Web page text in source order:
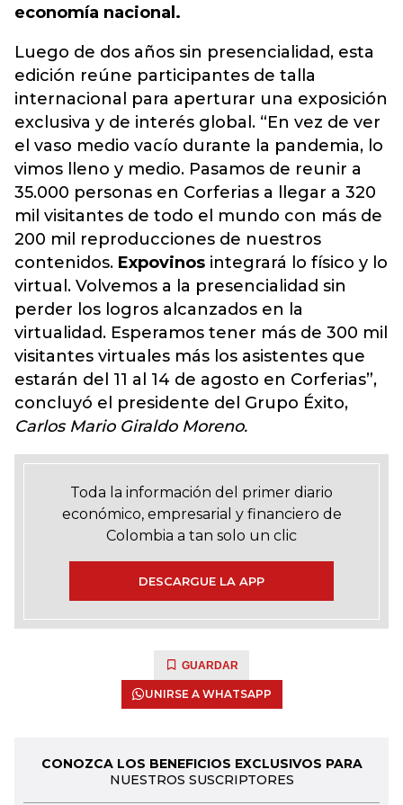
economía nacional.
Luego de dos años sin presencialidad, esta
edición reúne participantes de talla
internacional para aperturar una exposición
exclusiva y de interés global. “En vez de ver
el vaso medio vacío durante la pandemia, lo
vimos lleno y medio. Pasamos de reunir a
35.000 personas en Corferias a llegar a 320
mil visitantes de todo el mundo con más de
200 mil reproducciones de nuestros
contenidos. Expovinos integrará lo físico y lo
virtual. Volvemos a la presencialidad sin
perder los logros alcanzados en la
virtualidad. Esperamos tener más de 300 mil
visitantes virtuales más los asistentes que
estarán del 11 al 14 de agosto en Corferias”,
concluyó el presidente del Grupo Éxito,
Carlos Mario Giraldo Moreno.
Toda la información del primer diario
económico, empresarial y financiero de
Colombia a tan solo un clic
DESCARGUE LA APP
GUARDAR
UNIRSE A WHATSAPP
CONOZCA LOS BENEFICIOS EXCLUSIVOS PARA
NUESTROS SUSCRIPTORES